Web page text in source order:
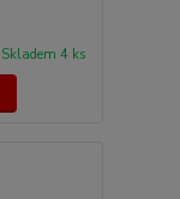
Skladem 4 ks